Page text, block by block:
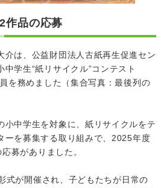
作品の応募
介は、公益財団法人古紙再生促進セン
中学生“紙リサイクル”コンテスト
を務めました（集合写真：最後列の
小中学生を対象に、紙リサイクルをテ
ーを募集する取り組みで、2025年度
募がありました。
式が開催され、子どもたちが日常の